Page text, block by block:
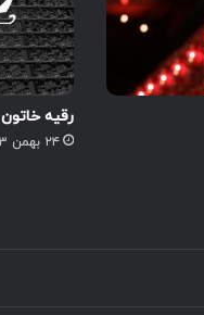
رقیه خاتون
۲۴ بهمن ۱۴۰۳